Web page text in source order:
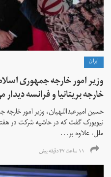
ايران
وزیر امور خارجه جمهوری
خارجه بریتانیا و فرانسه
حسین امیرعبداللهیان، وزیر امور
نیویورک گفت که در حاشیه شرکت در
ملل، علاوه بر...
۱۱ ساعت ۴۷ دقیقه پیش